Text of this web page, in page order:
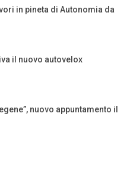
in pineta di Autonomia da
il nuovo autovelox
nuovo appuntamento il